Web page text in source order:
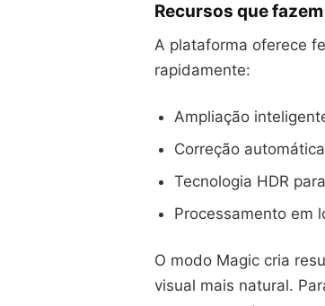
Recursos que
A plataforma oferece
rapidamente:
Ampliação
Correção
Tecnologia HDR
Processamento em
O modo Magic cria
visual mais natural.